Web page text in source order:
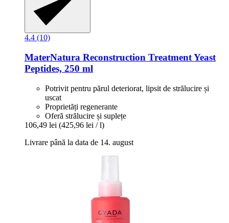
4.4 (10)
MaterNatura Reconstruction Treatment Yeast
Peptides, 250 ml
Potrivit pentru părul deteriorat, lipsit de strălucire și
uscat
Proprietăți regenerante
Oferă strălucire și suplețe
106,49 lei (425,96 lei / l)
Livrare până la data de 14. august